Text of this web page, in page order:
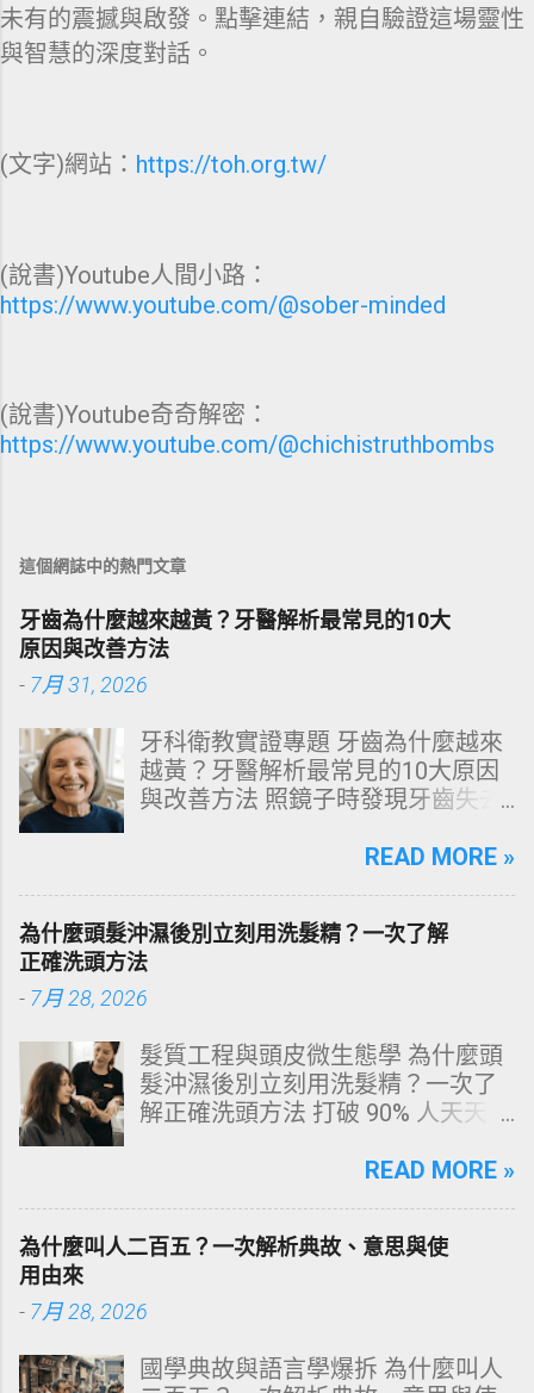
未有的震撼與啟發。點擊連結，親自驗證這場靈性
與智慧的深度對話。
(文字)網站： https://toh.org.tw/
(說書)Youtube人間小路：
https://www.youtube.com/@sober-minded
(說書)Youtube奇奇解密：
https://www.youtube.com/@chichistruthbombs
這個網誌中的熱門文章
牙齒為什麼越來越黃？牙醫解析最常見的10大
原因與改善方法
- 7月 31, 2026
牙科衛教實證專題 牙齒為什麼越來
越黃？牙醫解析最常見的10大原因
與改善方法 照鏡子時發現牙齒失去
文由專業牙科思維出發，深度剖析
改善與美白對策。 📋 文章快速導覽
目錄 一、 牙齒顏色的生物學本質：
琺瑯質與象牙質 二、 牙齒變黃的10
源性變色的自我檢視 四、 5大專業
牙醫美白療程評估與比較 五、 避坑
指南：破除3大網路美白偏方迷思
理策略 一、 牙齒顏色的生物學本
何泛黃，首先必須釐清牙齒的硬組
織構造。牙齒最外層是由高度鈣化
（Enamel，又稱牙釉質） ，而包裹
質（Dentin，又稱牙本質） 。 💡 生
READ MORE »
為什麼頭髮沖濕後別立刻用洗髮精？一次了解
正確洗頭方法
- 7月 28, 2026
髮質工程與頭皮微生態學 為什麼頭
髮沖濕後別立刻用洗髮精？一次了
解正確洗頭方法 打破 90% 人天天在
構化思維，拆解頭皮清潔的物理與
天天洗頭，頭皮卻依然半天就出
數人的頭皮問題，並不是洗髮精買
了」。當你蓮蓬頭剛淋濕頭髮，下
READ MORE »
為什麼叫人二百五？一次解析典故、意思與使
用由來
- 7月 28, 2026
國學典故與語言學爆拆 為什麼叫人